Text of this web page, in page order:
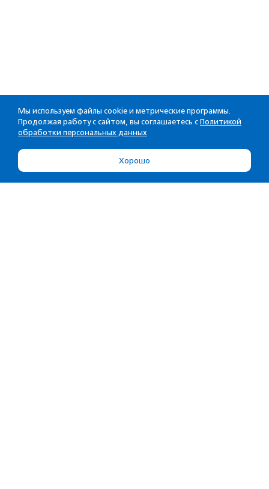
Мы используем файлы cookie и метрические программы.
Продолжая работу с сайтом, вы соглашаетесь с Политикой
обработки персональных данных
Хорошо